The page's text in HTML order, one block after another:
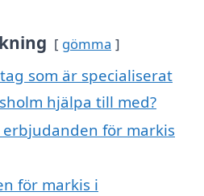
gömma
som är specialiserat
hjälpa till med?
för markis
för markis i